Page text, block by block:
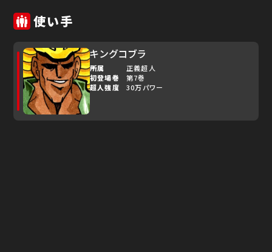
使い手
キングコブラ
所属
正義超人
初登場巻
第7巻
超人強度
30万パワー